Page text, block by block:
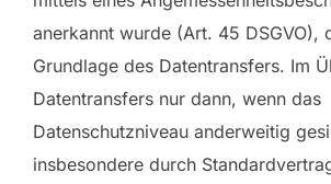
anerkannt wurde (Art. 45 DSGVO),
Grundlage des Datentransfers. Im
Datentransfers nur dann, wenn das
Datenschutzniveau anderweitig
insbesondere durch